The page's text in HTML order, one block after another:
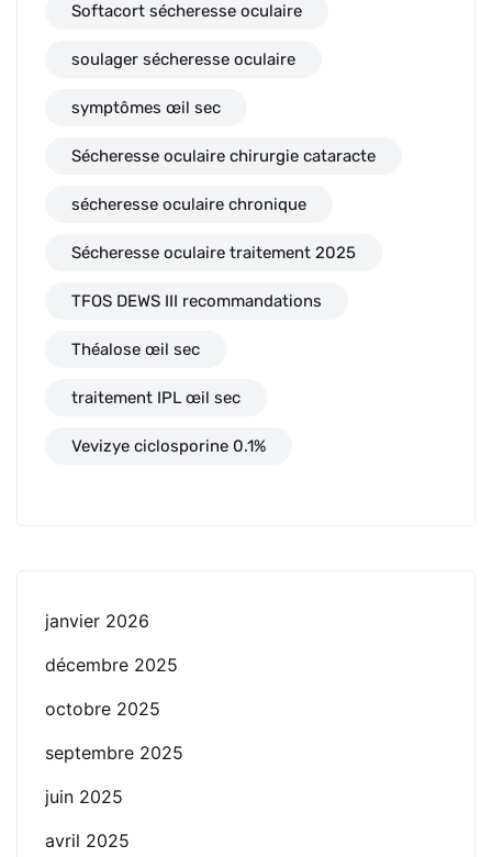
Softacort sécheresse oculaire
soulager sécheresse oculaire
symptômes œil sec
Sécheresse oculaire chirurgie cataracte
sécheresse oculaire chronique
Sécheresse oculaire traitement 2025
TFOS DEWS III recommandations
Théalose œil sec
traitement IPL œil sec
Vevizye ciclosporine 0.1%
janvier 2026
décembre 2025
octobre 2025
septembre 2025
juin 2025
avril 2025